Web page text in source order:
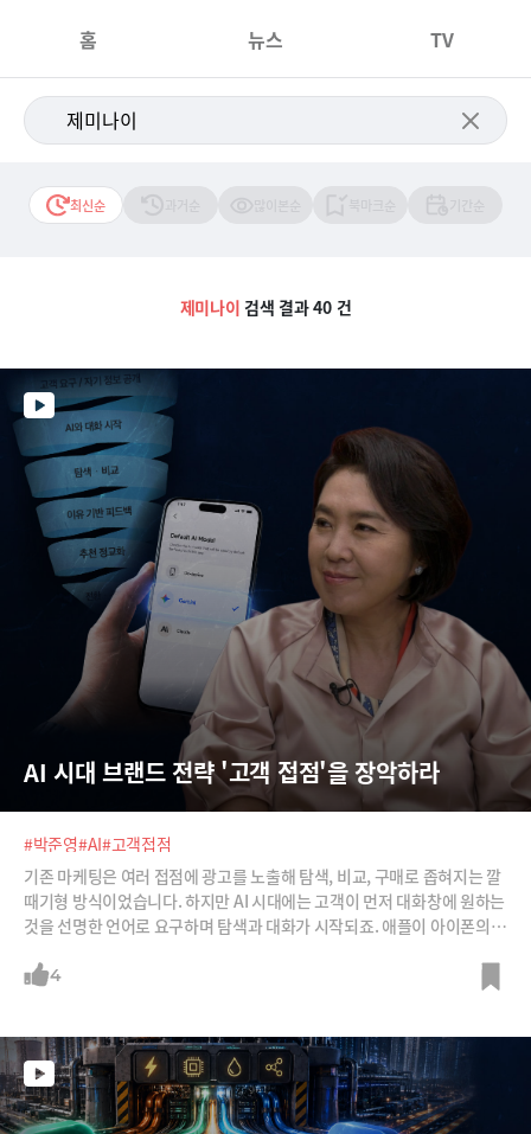
홈 뉴스 TV
최신순
제미나이 검색 결과 40 건
AI 시대 브랜드 전략 '고객 접점'을 장악하라
#박준영#AI#고객접점
기존 마케팅은 여러 접점에 광고를 노출해 탐색, 비교, 구매로 좁혀지는 깔
때기형 방식이었습니다. 하지만 AI 시대에는 고객이 먼저 대화창에 원하는
것을 선명한 언어로 요구하며 탐색과 대화가 시작되죠. 애플이 아이폰의
자와 만나는 핵심 접점을 장악하겠다는 전략입니다.그렇다면 완전히 뒤바
크로스IMC 대표가 낱낱이 정리해 드립니다.
4